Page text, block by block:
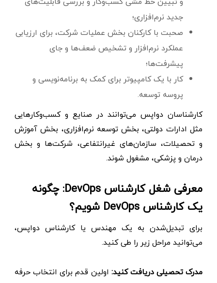
جدید نرم‌افزاری؛
صحبت با کارکنان بخش عملیات شرکت، برای ارزیابی
عملکرد نرم‌افزار و تشخیص ضعف‌ها و جای
پیشرفت‌ها؛
کار با یک کامپیوتر برای کمک به برنامه‌نویسی و
پروسه توسعه.
کارشناسان دواپس می‌توانند در صنایع و کسب‌و‌کارهایی
مثل ادارات دولتی، بخش توسعه نرم‌افزاری، بخش آموزش
و تحصیلات، سازمان‌های غیرانتفاعی، شرکت‌ها و بخش
درمان و پزشکی، مشغول شوند.
معرفی شغل کارشناس DevOps: چگونه
یک کارشناس DevOps شویم؟
برای تبدیل‌شدن به یک مهندس یا کارشناس دواپس،
می‌توانید مراحل زیر را طی کنید.
مدرک تحصیلی دریافت کنید: اولین قدم برای انتخاب حرفه